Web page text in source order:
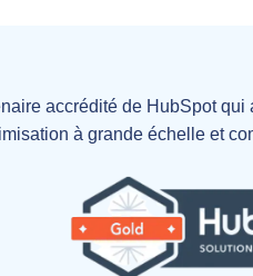
accrédité de HubSpot
à grande échelle et